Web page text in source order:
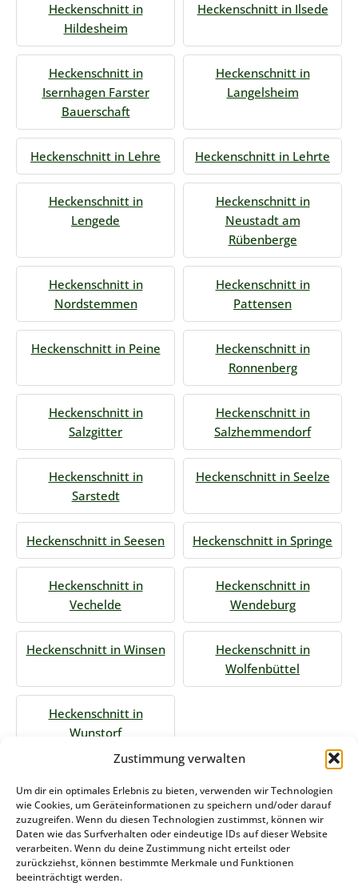
Zustimmung verwalten
Um dir ein optimales Erlebnis zu bieten, verwenden wir Technologien
wie Cookies, um Geräteinformationen zu speichern und/oder darauf
zuzugreifen. Wenn du diesen Technologien zustimmst, können wir
Daten wie das Surfverhalten oder eindeutige IDs auf dieser Website
verarbeiten. Wenn du deine Zustimmung nicht erteilst oder
zurückziehst, können bestimmte Merkmale und Funktionen
beeinträchtigt werden.
Heckenschnitt in
Hildesheim
Heckenschnitt in Ilsede
Heckenschnitt in
Isernhagen Farster
Bauerschaft
Heckenschnitt in
Langelsheim
Heckenschnitt in Lehre Heckenschnitt in Lehrte
Heckenschnitt in
Lengede
Heckenschnitt in
Neustadt am
Rübenberge
Heckenschnitt in
Nordstemmen
Heckenschnitt in
Pattensen
Heckenschnitt in Peine
Heckenschnitt in
Ronnenberg
Heckenschnitt in
Salzgitter
Heckenschnitt in
Salzhemmendorf
Heckenschnitt in
Sarstedt
Heckenschnitt in Seelze
Heckenschnitt in Seesen Heckenschnitt in Springe
Heckenschnitt in
Vechelde
Heckenschnitt in
Wendeburg
Heckenschnitt in Winsen
Heckenschnitt in
Wolfenbüttel
Heckenschnitt in
Wunstorf
Jetzt Anfrage stellen
Zum Formular